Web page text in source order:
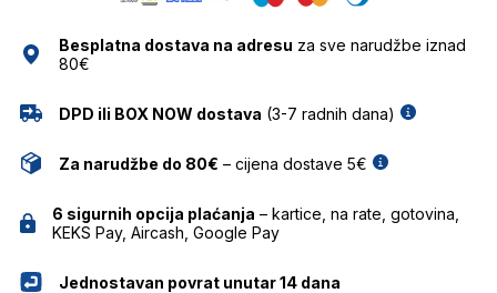
Besplatna dostava na adresu za sve narudžbe iznad
80€
DPD ili BOX NOW dostava (3-7 radnih dana)
Za narudžbe do 80€ – cijena dostave 5€
6 sigurnih opcija plaćanja – kartice, na rate, gotovina,
KEKS Pay, Aircash, Google Pay
Jednostavan povrat unutar 14 dana